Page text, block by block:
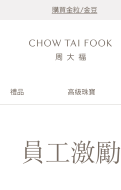
購買金粒/金豆
禮品 高級珠寶
員工激勵